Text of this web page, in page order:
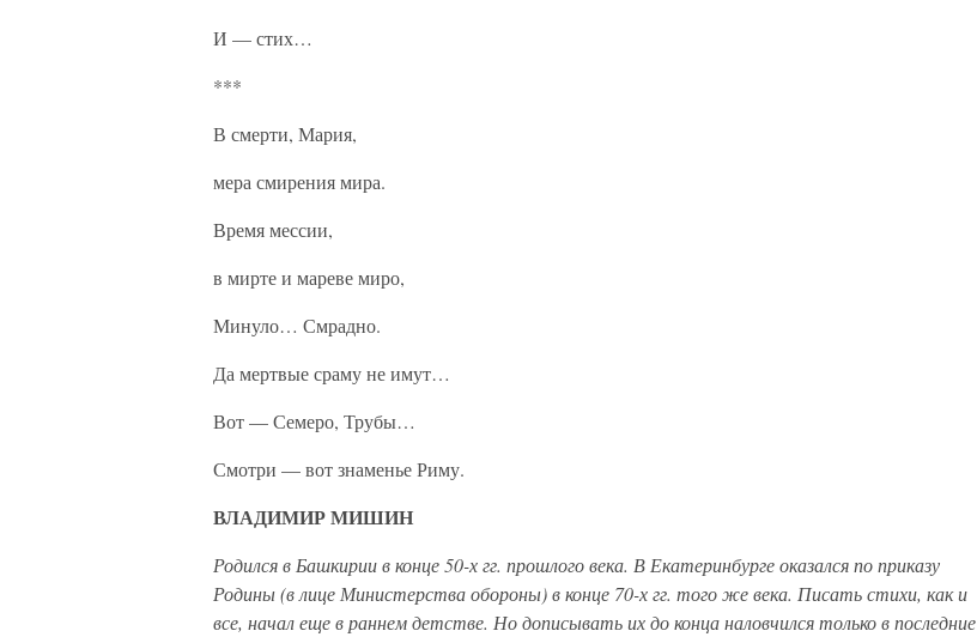
И — стих…
***
В смерти, Мария,
мера смирения мира.
Время мессии,
в мирте и мареве миро,
Минуло… Смрадно.
Да мертвые сраму не имут…
Вот — Семеро, Трубы…
Смотри — вот знаменье Риму.
ВЛАДИМИР МИШИН
Родился в Башкирии в конце 50-х гг. прошлого века. В Екатеринбурге оказался по приказу
Родины (в лице Министерства обороны) в конце 70-х гг. того же века. Писать стихи, как и
все, начал еще в раннем детстве. Но дописывать их до конца наловчился только в последние